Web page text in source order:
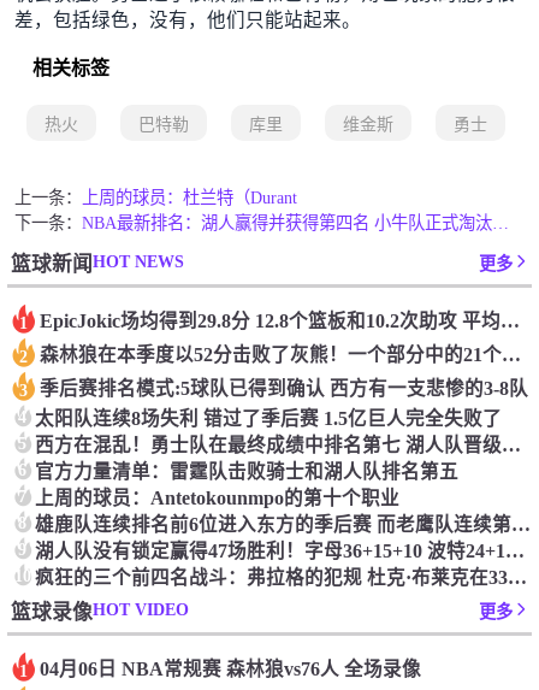
差，包括绿色，没有，他们只能站起来。
相关标签
热火 巴特勒 库里 维金斯 勇士
上一条：
上周的球员：杜兰特（Durant
下一条：
NBA最新排名：湖人赢得并获得第四名 小牛队正式淘汰了9th + 76人
篮球新闻HOT NEWS 更多
1 Epic️Jokic场均得到29.8分 12.8个篮板和10.2次助攻 平均三双很容易吗？
2 森林狼在本季度以52分击败了灰熊！一个部分中的21个中有18个！骑着摇头丸的战士第六 湖船不舒服
3 季后赛排名模式:5球队已得到确认 西方有一支悲惨的3-8队
4 太阳队连续8场失利 错过了季后赛 1.5亿巨人完全失败了
5 西方在混乱！勇士队在最终成绩中排名第七 湖人队晋级季后赛 火箭向快船送了礼物
6 官方力量清单：雷霆队击败骑士和湖人队排名第五
7 上周的球员：Antetokounmpo的第十个职业
8 雄鹿队连续排名前6位进入东方的季后赛 而老鹰队连续第四年在季后赛中踢球
9 湖人队没有锁定赢得47场胜利！字母36+15+10 波特24+12+8 42胜利以锁定季后赛
10 疯狂的三个前四名战斗：弗拉格的犯规 杜克·布莱克在33秒的惊喜中出现了
篮球录像HOT VIDEO 更多
1 04月06日 NBA常规赛 森林狼vs76人 全场录像